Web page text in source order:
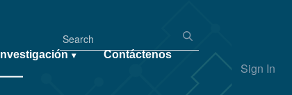
Sign In
Investigación ▾ Contáctenos